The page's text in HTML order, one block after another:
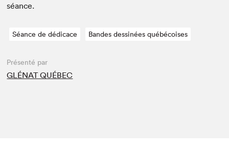
séance.
Séance de dédicace Bandes dessinées québécoises
Présenté par
GLÉNAT QUÉBEC